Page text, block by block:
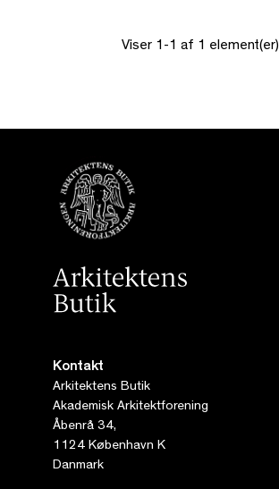
Viser 1-1 af 1 element(er)
Kontakt
Arkitektens Butik
Akademisk Arkitektforening
Åbenrå 34,
1124 København K
Danmark